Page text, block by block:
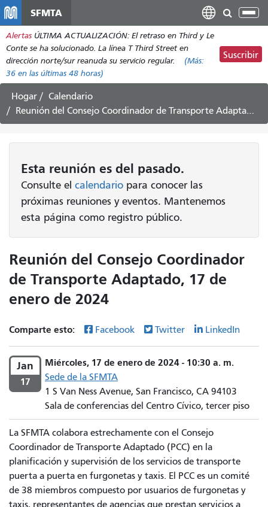
contenido
principal
SFMTA
Alertas ÚLTIMA ACTUALIZACIÓN: El retraso en Third y Le
Conte se ha solucionado. La línea T Third Street en
dirección norte/sur reanuda su servicio regular.
(Más:
36 en las últimas 48 horas)
Suscribir
Hogar
Calendario
Reunión del Consejo Coordinador de Transporte Adaptado, 17 de enero de 2024
Esta reunión es del pasado.
Consulte el calendario para conocer las
próximas reuniones y eventos. Mantenemos
esta página como registro público.
Reunión del Consejo Coordinador
de Transporte Adaptado, 17 de
enero de 2024
Comparte esto: Facebook Twitter LinkedIn
Jan
17
Miércoles, 17 de enero de 2024 - 10:30 a. m.
Sede de la SFMTA
1 S Van Ness Avenue, San Francisco, CA 94103
Sala de conferencias del Centro Cívico, tercer piso
La SFMTA colabora estrechamente con el Consejo
Coordinador de Transporte Adaptado (PCC) en la
planificación y supervisión de los servicios de transporte
puerta a puerta en furgonetas y taxis. El PCC es un comité
de 38 miembros compuesto por usuarios de furgonetas y
taxis, representantes de agencias que prestan servicios a